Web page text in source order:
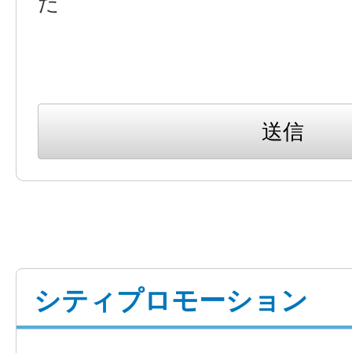
シティプロモーション